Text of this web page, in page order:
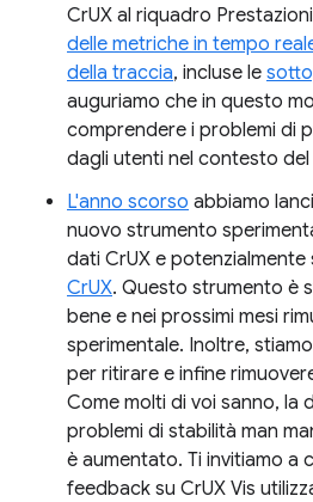
CrUX al riquadro
delle metriche in tempo
della traccia, incluse le
auguriamo che in questo
comprendere i problemi di
dagli utenti nel contesto
L'anno scorso abbiamo
nuovo strumento
dati CrUX e potenzialmente
CrUX. Questo strumento è
bene e nei prossimi mesi
sperimentale. Inoltre,
per ritirare e infine
Come molti di voi sanno, la
problemi di stabilità man
è aumentato. Ti invitiamo a
feedback su CrUX Vis